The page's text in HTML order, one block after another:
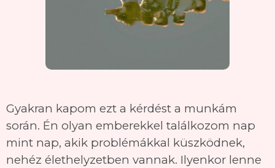
Gyakran kapom ezt a kérdést a munkám
során. Én olyan emberekkel találkozom nap
mint nap, akik problémákkal küszködnek,
nehéz élethelyzetben vannak. Ilyenkor lenne